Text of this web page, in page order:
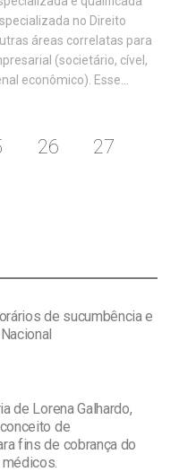
no Direito
áreas correlatas para
(societário, cível,
econômico). Esse…
26 27
de sucumbência e
de Lorena Galhardo,
de
fins de cobrança do